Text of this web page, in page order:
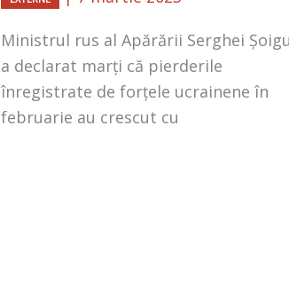
Ministrul rus al Apărării Serghei Șoigu
a declarat marți că pierderile
înregistrate de forțele ucrainene în
februarie au crescut cu